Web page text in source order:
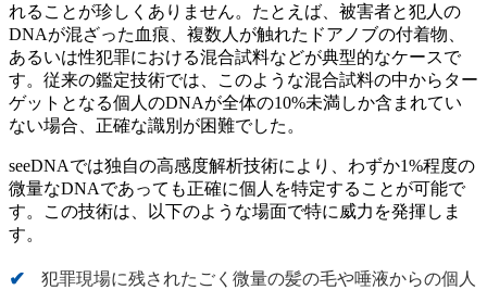
れることが珍しくありません。たとえば、被害者と犯人の
DNAが混ざった血痕、複数人が触れたドアノブの付着物、
あるいは性犯罪における混合試料などが典型的なケースで
す。従来の鑑定技術では、このような混合試料の中からター
ゲットとなる個人のDNAが全体の10%未満しか含まれてい
ない場合、正確な識別が困難でした。
seeDNAでは独自の高感度解析技術により、わずか1%程度の
微量なDNAであっても正確に個人を特定することが可能で
す。この技術は、以下のような場面で特に威力を発揮しま
す。
犯罪現場に残されたごく微量の髪の毛や唾液からの個人